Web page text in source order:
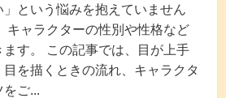
という悩みを抱えていません
キャラクターの性別や性格など
す。 この記事では、目が上手
目を描くときの流れ、キャラクタ
ご...